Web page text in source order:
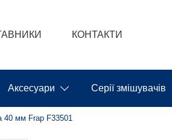
КОНТАКТИ
Аксесуари Серії змішувачів
40 мм Frap F33501